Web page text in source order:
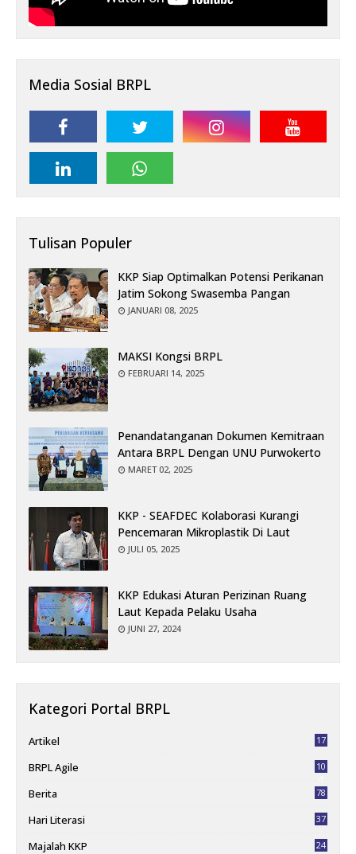
Media Sosial BRPL
Tulisan Populer
KKP Siap Optimalkan Potensi Perikanan
Jatim Sokong Swasemba Pangan
JANUARI 08, 2025
MAKSI Kongsi BRPL
FEBRUARI 14, 2025
Penandatanganan Dokumen Kemitraan
Antara BRPL Dengan UNU Purwokerto
MARET 02, 2025
KKP - SEAFDEC Kolaborasi Kurangi
Pencemaran Mikroplastik Di Laut
JULI 05, 2025
KKP Edukasi Aturan Perizinan Ruang
Laut Kepada Pelaku Usaha
JUNI 27, 2024
Kategori Portal BRPL
Artikel 17
BRPL Agile
10
Berita 78
Hari Literasi 37
Majalah KKP 24